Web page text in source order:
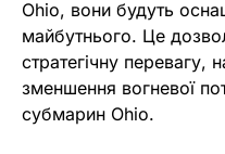
Ohio, вони будуть
майбутнього. Це
стратегічну перевагу,
зменшення вогневої
субмарин Ohio.